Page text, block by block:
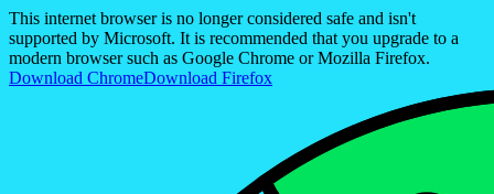
This internet browser is no longer considered safe and isn't
supported by Microsoft. It is recommended that you upgrade to a
modern browser such as Google Chrome or Mozilla Firefox.
Download ChromeDownload Firefox